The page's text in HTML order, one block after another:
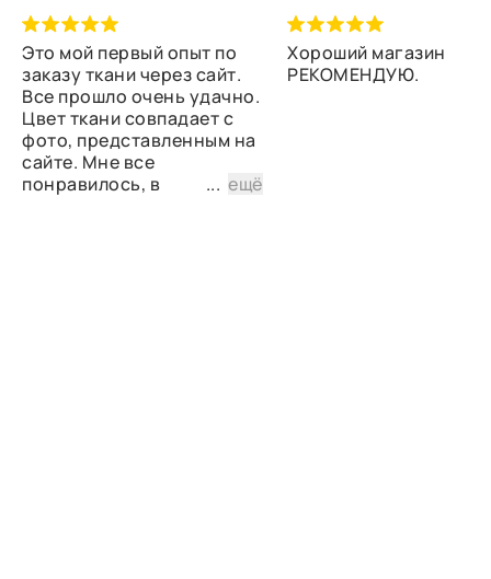
Это мой первый опыт по
заказу ткани через сайт.
Все прошло очень удачно.
Цвет ткани совпадает с
фото, представленным на
сайте. Мне все
понравилось, в
...ещё
Хороший магазин
РЕКОМЕНДУЮ.